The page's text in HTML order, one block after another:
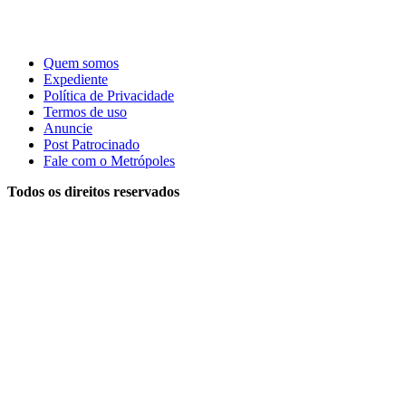
Quem somos
Expediente
Política de Privacidade
Termos de uso
Anuncie
Post Patrocinado
Fale com o Metrópoles
Todos os direitos reservados